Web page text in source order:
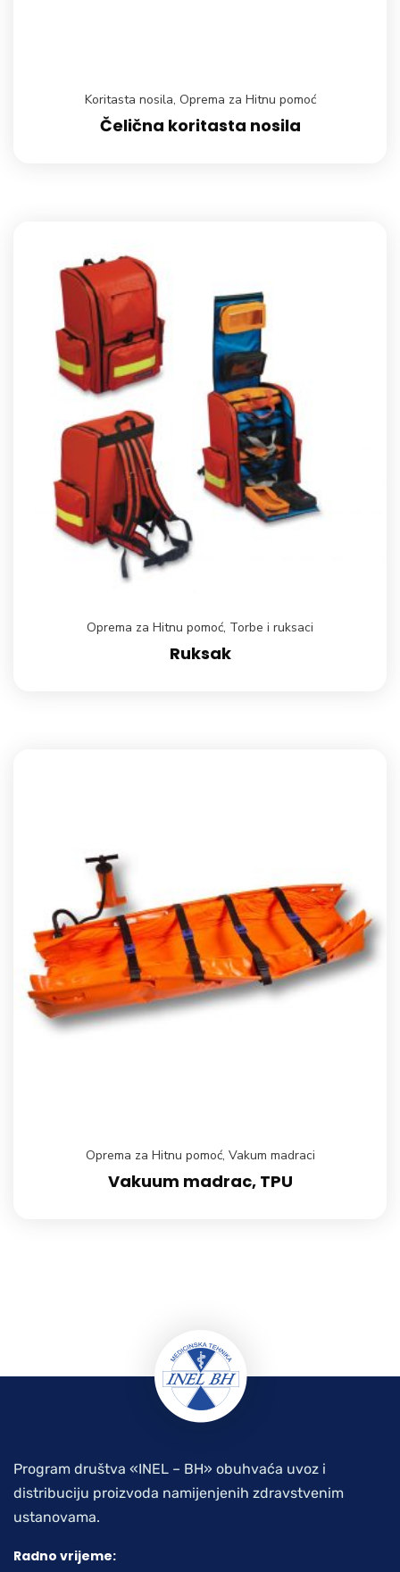
Koritasta nosila, Oprema za Hitnu pomoć
Čelična koritasta nosila
Oprema za Hitnu pomoć, Torbe i ruksaci
Ruksak
Oprema za Hitnu pomoć, Vakum madraci
Vakuum madrac, TPU
Program društva «INEL – BH» obuhvaća uvoz i
distribuciju proizvoda namijenjenih zdravstvenim
ustanovama.
Radno vrijeme: